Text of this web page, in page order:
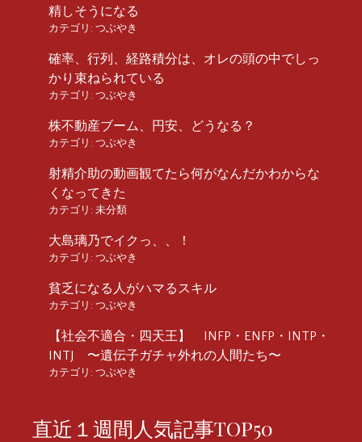
精しそうになる
カテゴリ: つぶやき
確率、行列、経路積分は、オレの頭の中でしっ
かり束ねられている
カテゴリ: つぶやき
株不動産ブーム、円安、どうなる？
カテゴリ: つぶやき
射精介助の動画観てたら何がなんだかわからな
くなってきた
カテゴリ: 未分類
大島璃乃でイクっ、、！
カテゴリ: つぶやき
貧乏になる人がハマるスキル
カテゴリ: つぶやき
【社会不適合・四天王】 INFP・ENFP・INTP・
INTJ 〜遺伝子ガチャ外れの人間たち〜
カテゴリ: つぶやき
直近１週間人気記事TOP50